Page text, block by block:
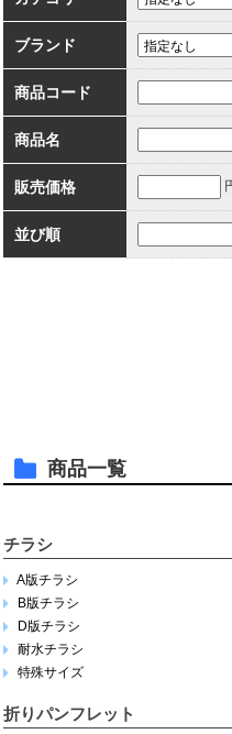
ブランド
商品コード
商品名
販売価格
並び順
商品一覧
チラシ
A版チラシ
B版チラシ
D版チラシ
耐水チラシ
特殊サイズ
折りパンフレット